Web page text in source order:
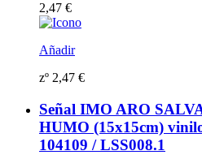
2,47 €
Añadir
zº 2,47 €
Señal IMO ARO
HUMO (15x15cm)
104109 / LSS008.1